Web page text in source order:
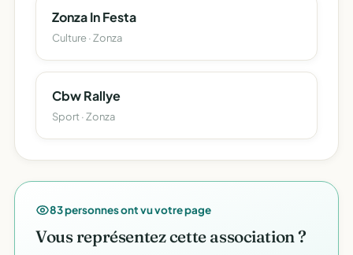
Zonza In Festa
Culture · Zonza
Cbw Rallye
Sport · Zonza
83 personnes ont vu votre page
Vous représentez cette association ?